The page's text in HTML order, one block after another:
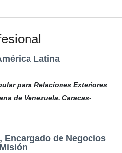
Latina
para Relaciones Exteriores
de Venezuela. Caracas-
Encargado de Negocios